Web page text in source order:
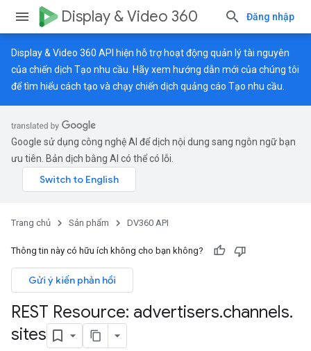
Display & Video 360 Đăng nhập
Display & Video 360 API hiện hỗ trợ hoạt động quản lý tài nguyên
của chiến dịch Tạo nhu cầu. Hãy xem hướng dẫn mới của chúng tôi
để tìm hiểu cách tạo và chạy chiến dịch quảng cáo Tạo nhu cầu.
Google sử dụng công nghệ AI để dịch nội dung sang ngôn ngữ bạn
ưu tiên. Bản dịch bằng AI có thể có lỗi.
Trang chủ Sản phẩm DV360 API
Thông tin này có hữu ích không cho bạn không?
Gửi ý kiến phản hồi
REST Resource: advertisers.channels.
sites